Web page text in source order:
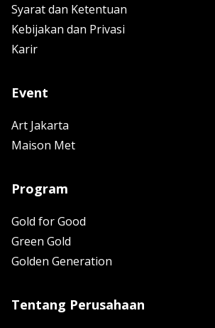
Syarat dan Ketentuan
Kebijakan dan Privasi
Karir
Event
Art Jakarta
Maison Met
Program
Gold for Good
Green Gold
Golden Generation
Tentang Perusahaan